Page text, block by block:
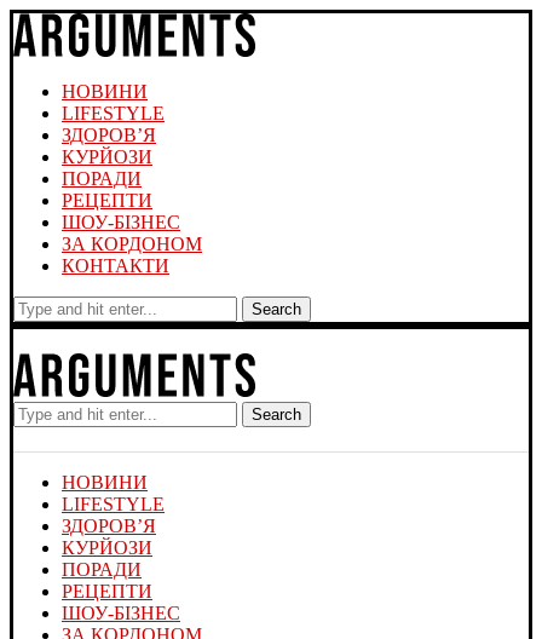
НОВИНИ
LIFESTYLE
ЗДОРОВ’Я
КУРЙОЗИ
ПОРАДИ
РЕЦЕПТИ
ШОУ-БІЗНЕС
ЗА КОРДОНОМ
КОНТАКТИ
Search
Search
НОВИНИ
LIFESTYLE
ЗДОРОВ’Я
КУРЙОЗИ
ПОРАДИ
РЕЦЕПТИ
ШОУ-БІЗНЕС
ЗА КОРДОНОМ